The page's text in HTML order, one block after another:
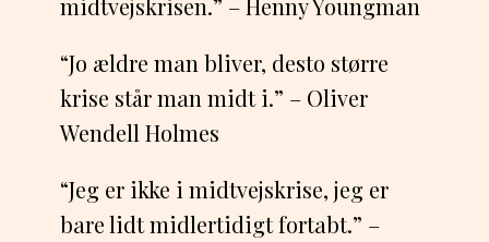
midtvejskrisen.” – Henny Youngman
“Jo ældre man bliver, desto større
krise står man midt i.” – Oliver
Wendell Holmes
“Jeg er ikke i midtvejskrise, jeg er
bare lidt midlertidigt fortabt.” –